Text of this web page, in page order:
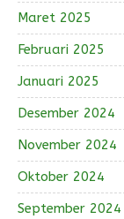
Maret 2025
Februari 2025
Januari 2025
Desember 2024
November 2024
Oktober 2024
September 2024